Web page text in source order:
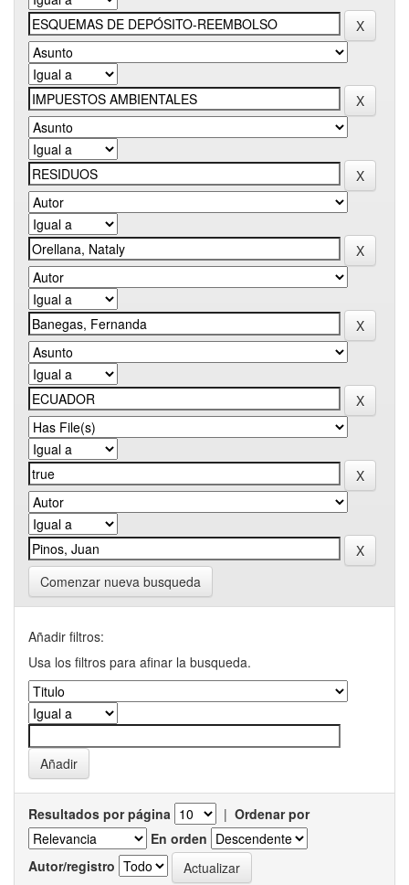
Comenzar nueva busqueda
Añadir filtros:
Usa los filtros para afinar la busqueda.
Resultados por página | Ordenar por
En orden
Autor/registro